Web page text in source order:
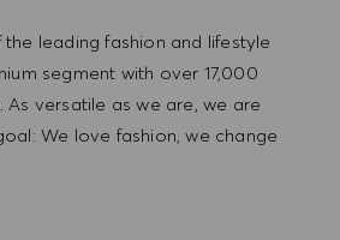
the leading fashion and lifestyle
segment with over 17,000
versatile as we are, we are
We love fashion, we change